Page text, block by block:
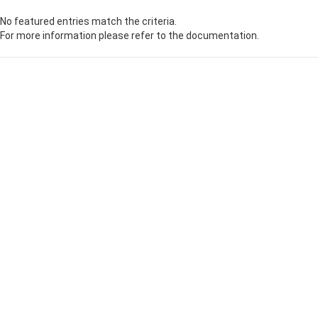
No featured entries match the criteria.
For more information please refer to the documentation.